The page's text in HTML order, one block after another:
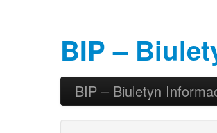
BIP –
Główne menu
Przeskocz do tekstu
Przeskocz do widgetów
BIP – Biuletyn